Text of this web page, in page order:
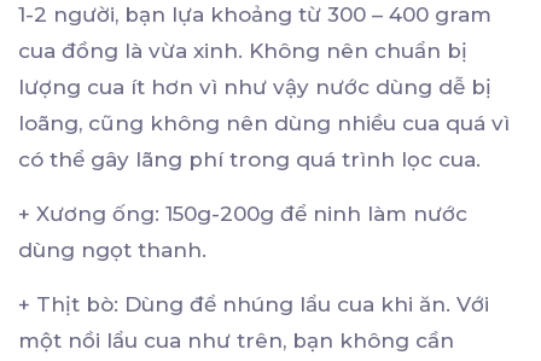
1-2 người, bạn lựa khoảng từ 300 – 400 gram
cua đồng là vừa xinh. Không nên chuẩn bị
lượng cua ít hơn vì như vậy nước dùng dễ bị
loãng, cũng không nên dùng nhiều cua quá vì
có thể gây lãng phí trong quá trình lọc cua.
+ Xương ống: 150g-200g để ninh làm nước
dùng ngọt thanh.
+ Thịt bò: Dùng để nhúng lẩu cua khi ăn. Với
một nồi lẩu cua như trên, bạn không cần